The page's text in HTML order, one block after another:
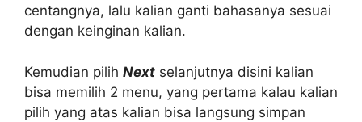
centangnya, lalu kalian ganti bahasanya sesuai
dengan keinginan kalian.
Kemudian pilih Next selanjutnya disini kalian
bisa memilih 2 menu, yang pertama kalau kalian
pilih yang atas kalian bisa langsung simpan